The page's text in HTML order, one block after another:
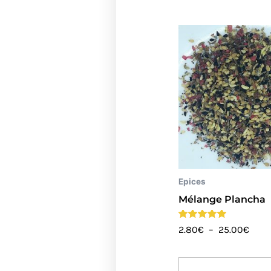
Epices
Mélange Plancha
Note
4.86
2.80€ – 25.00€
de
prix :
à